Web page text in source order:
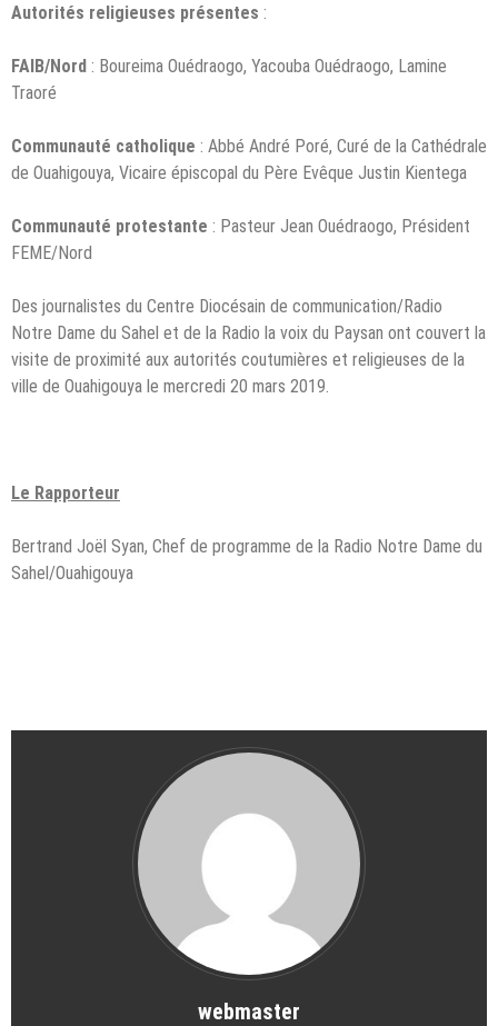
Autorités religieuses présentes :
FAIB/Nord : Boureima Ouédraogo, Yacouba Ouédraogo, Lamine
Traoré
Communauté catholique : Abbé André Poré, Curé de la Cathédrale
de Ouahigouya, Vicaire épiscopal du Père Evêque Justin Kientega
Communauté protestante : Pasteur Jean Ouédraogo, Président
FEME/Nord
Des journalistes du Centre Diocésain de communication/Radio
Notre Dame du Sahel et de la Radio la voix du Paysan ont couvert la
visite de proximité aux autorités coutumières et religieuses de la
ville de Ouahigouya le mercredi 20 mars 2019.
Le Rapporteur
Bertrand Joël Syan, Chef de programme de la Radio Notre Dame du
Sahel/Ouahigouya
webmaster